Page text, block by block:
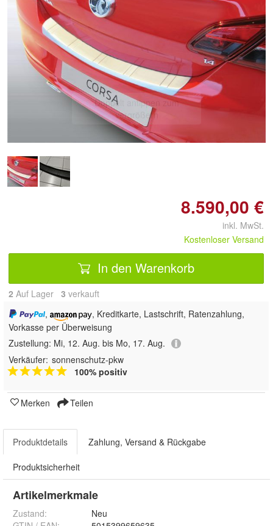
Doppelt antippen zum
vergrößern
8.590,00 €
inkl. MwSt.
Kostenloser Versand
In den Warenkorb
2 Auf Lager 3 verkauft
,
, Kreditkarte, Lastschrift, Ratenzahlung,
Vorkasse per Überweisung
Zustellung: Mi, 12. Aug. bis Mo, 17. Aug.
Verkäufer: sonnenschutz-pkw
100% positiv
Merken Teilen
Produktdetails Zahlung, Versand & Rückgabe
Produktsicherheit
Artikelmerkmale
Zustand:
Neu